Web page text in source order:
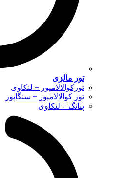
تور مالزی
تورکوالالامپور + لنکاوی
تور کوالالامپور + سنگاپور
پنانگ + لنکاوی